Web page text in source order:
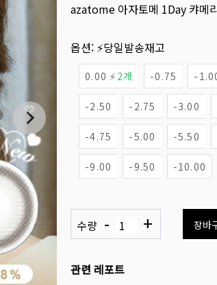
azatome 아자토메 1Day 캬메
옵션: ⚡당일발송재고
0.00 ⚡ 2개 -0.75 -
-2.50 -2.75 -3.00
-4.75 -5.00 -5.50
-9.00 -9.50 -10.00
수량 - + 장바
관련 레포트